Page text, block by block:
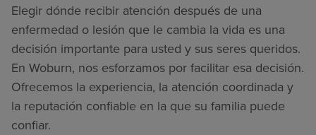
Elegir dónde recibir atención después de una
enfermedad o lesión que le cambia la vida es una
decisión importante para usted y sus seres queridos.
En Woburn, nos esforzamos por facilitar esa decisión.
Ofrecemos la experiencia, la atención coordinada y
la reputación confiable en la que su familia puede
confiar.